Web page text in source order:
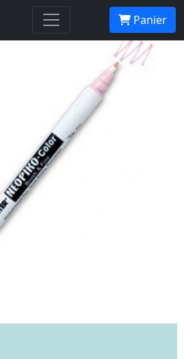
Panier
Mermaid